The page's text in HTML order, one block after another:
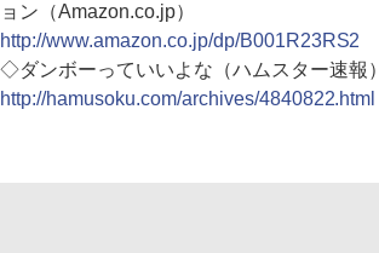
ョン（Amazon.co.jp）
http://www.amazon.co.jp/dp/B001R23RS2
◇ダンボーっていいよな（ハムスター速報）
http://hamusoku.com/archives/4840822.html